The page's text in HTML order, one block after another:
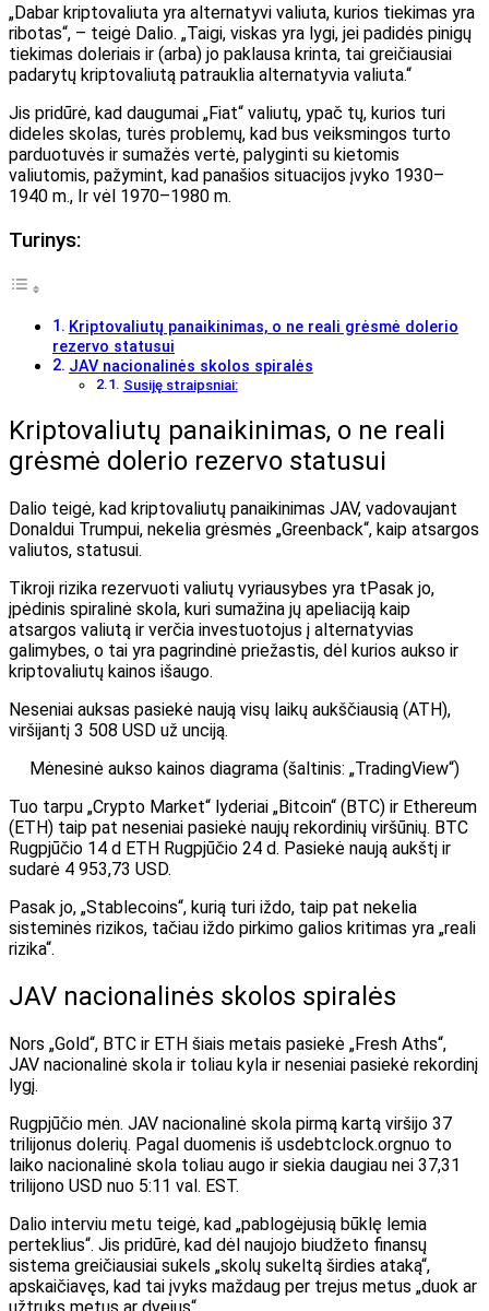
„Dabar kriptovaliuta yra alternatyvi valiuta, kurios tiekimas yra
ribotas“, – teigė Dalio. „Taigi, viskas yra lygi, jei padidės pinigų
tiekimas doleriais ir (arba) jo paklausa krinta, tai greičiausiai
padarytų kriptovaliutą patrauklia alternatyvia valiuta.“
Jis pridūrė, kad daugumai „Fiat“ valiutų, ypač tų, kurios turi
dideles skolas, turės problemų, kad bus veiksmingos turto
parduotuvės ir sumažės vertė, palyginti su kietomis
valiutomis, pažymint, kad panašios situacijos įvyko 1930–
1940 m., Ir vėl 1970–1980 m.
Turinys:
Kriptovaliutų panaikinimas, o ne reali grėsmė dolerio
rezervo statusui
JAV nacionalinės skolos spiralės
Susiję straipsniai:
Kriptovaliutų panaikinimas, o ne reali
grėsmė dolerio rezervo statusui
Dalio teigė, kad kriptovaliutų panaikinimas JAV, vadovaujant
Donaldui Trumpui, nekelia grėsmės „Greenback“, kaip atsargos
valiutos, statusui.
Tikroji rizika rezervuoti valiutų vyriausybes yra tPasak jo,
įpėdinis spiralinė skola, kuri sumažina jų apeliaciją kaip
atsargos valiutą ir verčia investuotojus į alternatyvias
galimybes, o tai yra pagrindinė priežastis, dėl kurios aukso ir
kriptovaliutų kainos išaugo.
Neseniai auksas pasiekė naują visų laikų aukščiausią (ATH),
viršijantį 3 508 USD už unciją.
Mėnesinė aukso kainos diagrama (šaltinis: „TradingView“)
Tuo tarpu „Crypto Market“ lyderiai „Bitcoin“ (BTC) ir Ethereum
(ETH) taip pat neseniai pasiekė naujų rekordinių viršūnių. BTC
Rugpjūčio 14 d ETH Rugpjūčio 24 d. Pasiekė naują aukštį ir
sudarė 4 953,73 USD.
Pasak jo, „Stablecoins“, kurią turi iždo, taip pat nekelia
sisteminės rizikos, tačiau iždo pirkimo galios kritimas yra „reali
rizika“.
JAV nacionalinės skolos spiralės
Nors „Gold“, BTC ir ETH šiais metais pasiekė „Fresh Aths“,
JAV nacionalinė skola ir toliau kyla ir neseniai pasiekė rekordinį
lygį.
Rugpjūčio mėn. JAV nacionalinė skola pirmą kartą viršijo 37
trilijonus dolerių. Pagal duomenis iš usdebtclock.orgnuo to
laiko nacionalinė skola toliau augo ir siekia daugiau nei 37,31
trilijono USD nuo 5:11 val. EST.
Dalio interviu metu teigė, kad „pablogėjusią būklę lemia
perteklius“. Jis pridūrė, kad dėl naujojo biudžeto finansų
sistema greičiausiai sukels „skolų sukeltą širdies ataką“,
apskaičiavęs, kad tai įvyks maždaug per trejus metus „duok ar